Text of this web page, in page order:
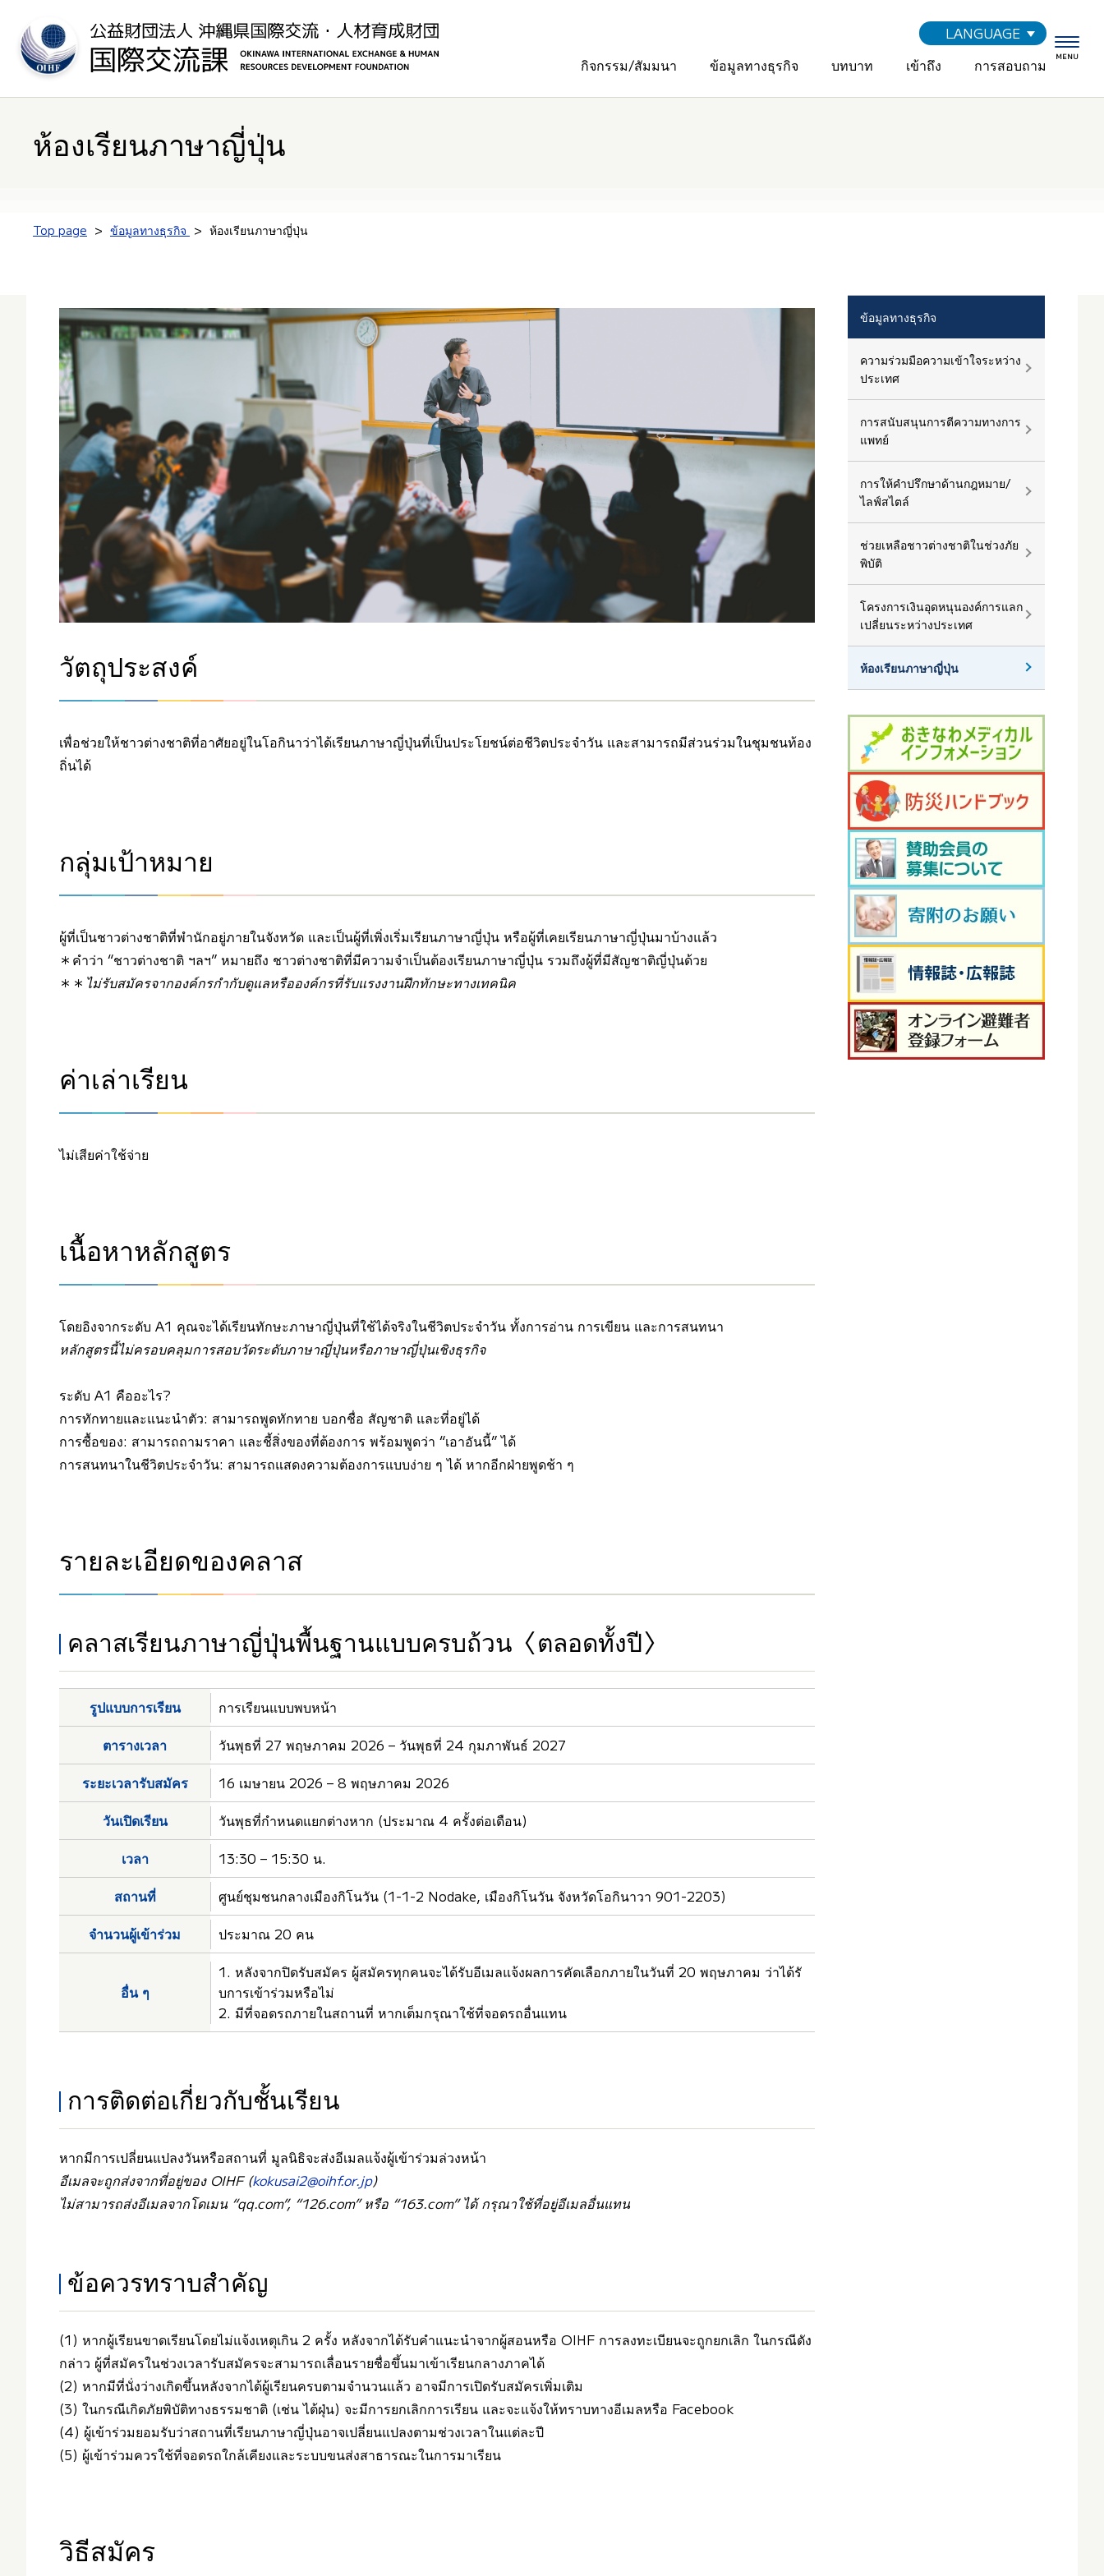
LANGUAGE
กิจกรรม/สัมมนา
ข้อมูลทางธุรกิจ บทบาท เข้าถึง การสอบถาม MENU
ห้องเรียนภาษาญี่ปุ่น
Top page ข้อมูลทางธุรกิจ ห้องเรียนภาษาญี่ปุ่น
วัตถุประสงค์
เพื่อช่วยให้ชาวต่างชาติที่อาศัยอยู่ในโอกินาว่าได้เรียนภาษาญี่ปุ่นที่เป็นประโยชน์ต่อชีวิตประจำวัน และสามารถมีส่วนร่วมในชุมชนท้อง
ถิ่นได้
กลุ่มเป้าหมาย
ผู้ที่เป็นชาวต่างชาติที่พำนักอยู่ภายในจังหวัด และเป็นผู้ที่เพิ่งเริ่มเรียนภาษาญี่ปุ่น หรือผู้ที่เคยเรียนภาษาญี่ปุ่นมาบ้างแล้ว
＊คำว่า “ชาวต่างชาติ ฯลฯ” หมายถึง ชาวต่างชาติที่มีความจำเป็นต้องเรียนภาษาญี่ปุ่น รวมถึงผู้ที่มีสัญชาติญี่ปุ่นด้วย
＊＊ ไม่รับสมัครจากองค์กรกำกับดูแลหรือองค์กรที่รับแรงงานฝึกทักษะทางเทคนิค
ค่าเล่าเรียน
ไม่เสียค่าใช้จ่าย
เนื้อหาหลักสูตร
โดยอิงจากระดับ A1 คุณจะได้เรียนทักษะภาษาญี่ปุ่นที่ใช้ได้จริงในชีวิตประจำวัน ทั้งการอ่าน การเขียน และการสนทนา
หลักสูตรนี้ไม่ครอบคลุมการสอบวัดระดับภาษาญี่ปุ่นหรือภาษาญี่ปุ่นเชิงธุรกิจ
ระดับ A1 คืออะไร?
การทักทายและแนะนำตัว: สามารถพูดทักทาย บอกชื่อ สัญชาติ และที่อยู่ได้
การซื้อของ: สามารถถามราคา และชี้สิ่งของที่ต้องการ พร้อมพูดว่า “เอาอันนี้” ได้
การสนทนาในชีวิตประจำวัน: สามารถแสดงความต้องการแบบง่าย ๆ ได้ หากอีกฝ่ายพูดช้า ๆ
รายละเอียดของคลาส
คลาสเรียนภาษาญี่ปุ่นพื้นฐานแบบครบถ้วน〈ตลอดทั้งปี〉
รูปแบบการเรียน
การเรียนแบบพบหน้า
ตารางเวลา
วันพุธที่ 27 พฤษภาคม 2026 – วันพุธที่ 24 กุมภาพันธ์ 2027
ระยะเวลารับสมัคร
16 เมษายน 2026 – 8 พฤษภาคม 2026
วันเปิดเรียน
วันพุธที่กำหนดแยกต่างหาก (ประมาณ 4 ครั้งต่อเดือน)
เวลา
13:30 – 15:30 น.
สถานที่
ศูนย์ชุมชนกลางเมืองกิโนวัน (1-1-2 Nodake, เมืองกิโนวัน จังหวัดโอกินาวา 901-2203)
จำนวนผู้เข้าร่วม
ประมาณ 20 คน
อื่น ๆ
1. หลังจากปิดรับสมัคร ผู้สมัครทุกคนจะได้รับอีเมลแจ้งผลการคัดเลือกภายในวันที่ 20 พฤษภาคม ว่าได้รั
บการเข้าร่วมหรือไม่
2. มีที่จอดรถภายในสถานที่ หากเต็มกรุณาใช้ที่จอดรถอื่นแทน
การติดต่อเกี่ยวกับชั้นเรียน
หากมีการเปลี่ยนแปลงวันหรือสถานที่ มูลนิธิจะส่งอีเมลแจ้งผู้เข้าร่วมล่วงหน้า
อีเมลจะถูกส่งจากที่อยู่ของ OIHF (kokusai2@oihf.or.jp)
ไม่สามารถส่งอีเมลจากโดเมน “qq.com”, “126.com” หรือ “163.com” ได้ กรุณาใช้ที่อยู่อีเมลอื่นแทน
ข้อควรทราบสำคัญ
(1) หากผู้เรียนขาดเรียนโดยไม่แจ้งเหตุเกิน 2 ครั้ง หลังจากได้รับคำแนะนำจากผู้สอนหรือ OIHF การลงทะเบียนจะถูกยกเลิก ในกรณีดัง
กล่าว ผู้ที่สมัครในช่วงเวลารับสมัครจะสามารถเลื่อนรายชื่อขึ้นมาเข้าเรียนกลางภาคได้
(2) หากมีที่นั่งว่างเกิดขึ้นหลังจากได้ผู้เรียนครบตามจำนวนแล้ว อาจมีการเปิดรับสมัครเพิ่มเติม
(3) ในกรณีเกิดภัยพิบัติทางธรรมชาติ (เช่น ไต้ฝุ่น) จะมีการยกเลิกการเรียน และจะแจ้งให้ทราบทางอีเมลหรือ Facebook
(4) ผู้เข้าร่วมยอมรับว่าสถานที่เรียนภาษาญี่ปุ่นอาจเปลี่ยนแปลงตามช่วงเวลาในแต่ละปี
(5) ผู้เข้าร่วมควรใช้ที่จอดรถใกล้เคียงและระบบขนส่งสาธารณะในการมาเรียน
วิธีสมัคร
ข้อมูลทางธุรกิจ
ความร่วมมือความเข้าใจระหว่าง
ประเทศ
การสนับสนุนการตีความทางการ
แพทย์
การให้คำปรึกษาด้านกฎหมาย/
ไลฟ์สไตล์
ช่วยเหลือชาวต่างชาติในช่วงภัย
พิบัติ
โครงการเงินอุดหนุนองค์การแลก
เปลี่ยนระหว่างประเทศ
ห้องเรียนภาษาญี่ปุ่น